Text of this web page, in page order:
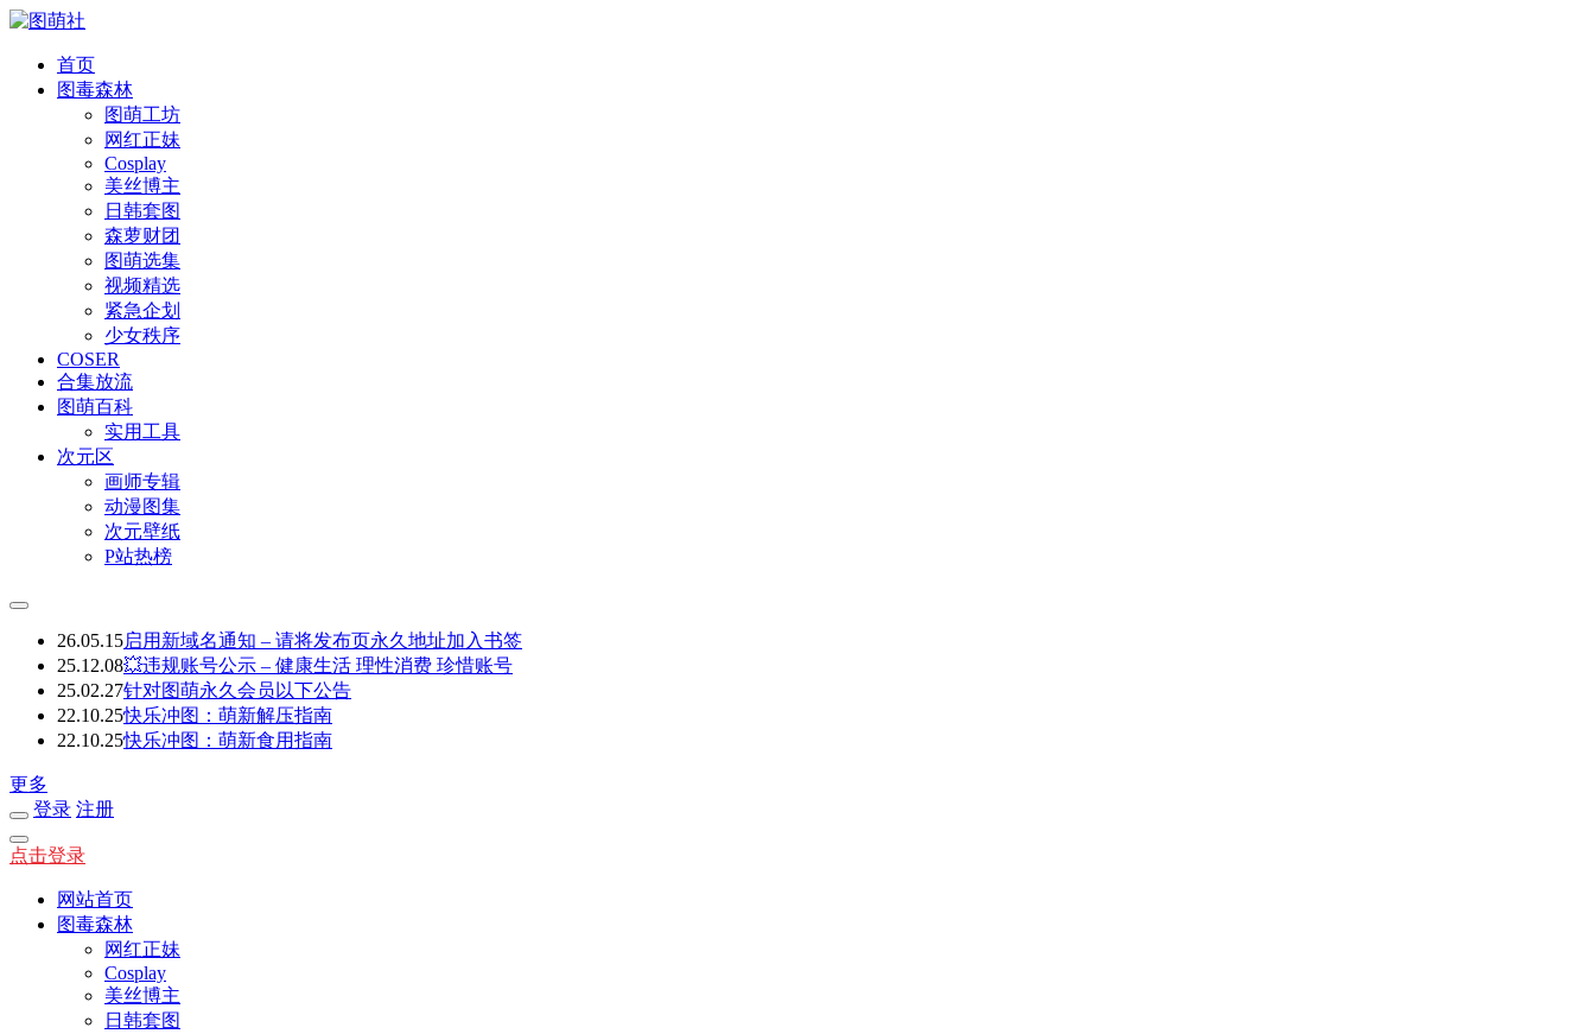
首页
图毒森林
图萌工坊
网红正妹
Cosplay
美丝博主
日韩套图
森萝财团
图萌选集
视频精选
紧急企划
少女秩序
COSER
合集放流
图萌百科
实用工具
次元区
画师专辑
动漫图集
次元壁纸
P站热榜
26.05.15启用新域名通知 – 请将发布页永久地址加入书签
25.12.08💥违规账号公示 – 健康生活 理性消费 珍惜账号
25.02.27针对图萌永久会员以下公告
22.10.25快乐冲图：萌新解压指南
22.10.25快乐冲图：萌新食用指南
更多
登录 注册
点击登录
网站首页
图毒森林
网红正妹
Cosplay
美丝博主
日韩套图